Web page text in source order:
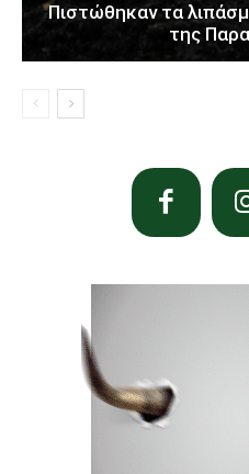
Πιστώθηκαν τα
της